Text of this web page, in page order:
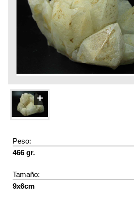
+
Peso:
466 gr.
Tamaño:
9x6cm